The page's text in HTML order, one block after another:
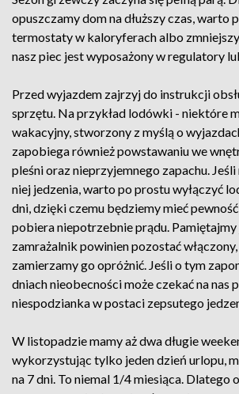
opuszczamy dom na dłuższy czas, warto
termostaty w kaloryferach albo
nasz piec jest wyposażony w regulatory
Przed wyjazdem zajrzyj do instrukcji
sprzętu. Na przykład lodówki - niektóre
wakacyjny, stworzony z myślą o
zapobiega również powstawaniu we
pleśni oraz nieprzyjemnego zapachu.
niej jedzenia, warto po prostu wyłączyć
dni, dzięki czemu będziemy mieć
pobiera niepotrzebnie prądu. Pamiętajmy
zamrażalnik powinien pozostać
zamierzamy go opróżnić. Jeśli o tym
dniach nieobecności może czekać na nas
niespodzianka w postaci zepsutego
W listopadzie mamy aż dwa długie
wykorzystując tylko jeden dzień urlopu,
na 7 dni. To niemal 1/4 miesiąca. Dlatego